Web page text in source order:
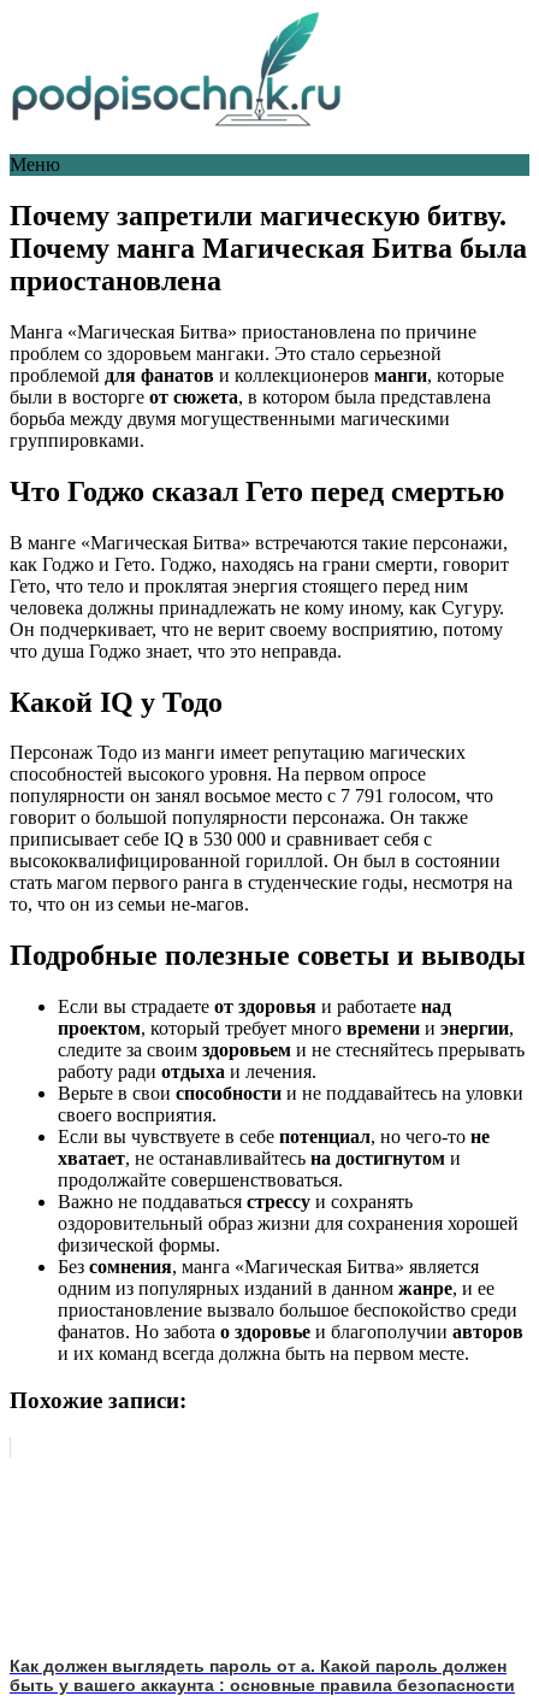
Меню
Почему запретили магическую битву.
Почему манга Магическая Битва была
приостановлена
Манга «Магическая Битва» приостановлена по причине
проблем со здоровьем мангаки. Это стало серьезной
проблемой для фанатов и коллекционеров манги, которые
были в восторге от сюжета, в котором была представлена
борьба между двумя могущественными магическими
группировками.
Что Годжо сказал Гето перед смертью
В манге «Магическая Битва» встречаются такие персонажи,
как Годжо и Гето. Годжо, находясь на грани смерти, говорит
Гето, что тело и проклятая энергия стоящего перед ним
человека должны принадлежать не кому иному, как Сугуру.
Он подчеркивает, что не верит своему восприятию, потому
что душа Годжо знает, что это неправда.
Какой IQ у Тодо
Персонаж Тодо из манги имеет репутацию магических
способностей высокого уровня. На первом опросе
популярности он занял восьмое место с 7 791 голосом, что
говорит о большой популярности персонажа. Он также
приписывает себе IQ в 530 000 и сравнивает себя с
высококвалифицированной гориллой. Он был в состоянии
стать магом первого ранга в студенческие годы, несмотря на
то, что он из семьи не-магов.
Подробные полезные советы и выводы
Если вы страдаете от здоровья и работаете над
проектом, который требует много времени и энергии,
следите за своим здоровьем и не стесняйтесь прерывать
работу ради отдыха и лечения.
Верьте в свои способности и не поддавайтесь на уловки
своего восприятия.
Если вы чувствуете в себе потенциал, но чего-то не
хватает, не останавливайтесь на достигнутом и
продолжайте совершенствоваться.
Важно не поддаваться стрессу и сохранять
оздоровительный образ жизни для сохранения хорошей
физической формы.
Без сомнения, манга «Магическая Битва» является
одним из популярных изданий в данном жанре, и ее
приостановление вызвало большое беспокойство среди
фанатов. Но забота о здоровье и благополучии авторов
и их команд всегда должна быть на первом месте.
Похожие записи:
Как должен выглядеть пароль от а. Какой пароль должен
быть у вашего аккаунта : основные правила безопасности